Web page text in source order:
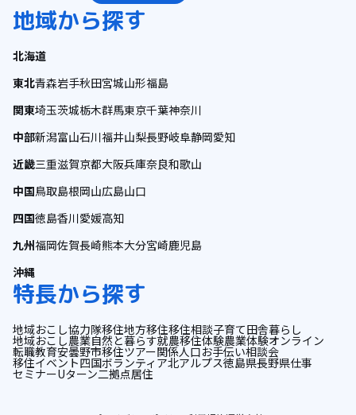
地域から探す
北海道
東北青森岩手秋田宮城山形福島
関東埼玉茨城栃木群馬東京千葉神奈川
中部新潟富山石川福井山梨長野岐阜静岡愛知
近畿三重滋賀京都大阪兵庫奈良和歌山
中国鳥取島根岡山広島山口
四国徳島香川愛媛高知
九州福岡佐賀長崎熊本大分宮崎鹿児島
沖縄
特長から探す
地域おこし協力隊移住地方移住移住相談子育て田舎暮らし
地域おこし農業自然と暮らす就農移住体験農業体験オンライン
転職教育安曇野市移住ツアー関係人口お手伝い相談会
移住イベント四国ボランティア北アルプス徳島県長野県仕事
セミナーUターン二拠点居住